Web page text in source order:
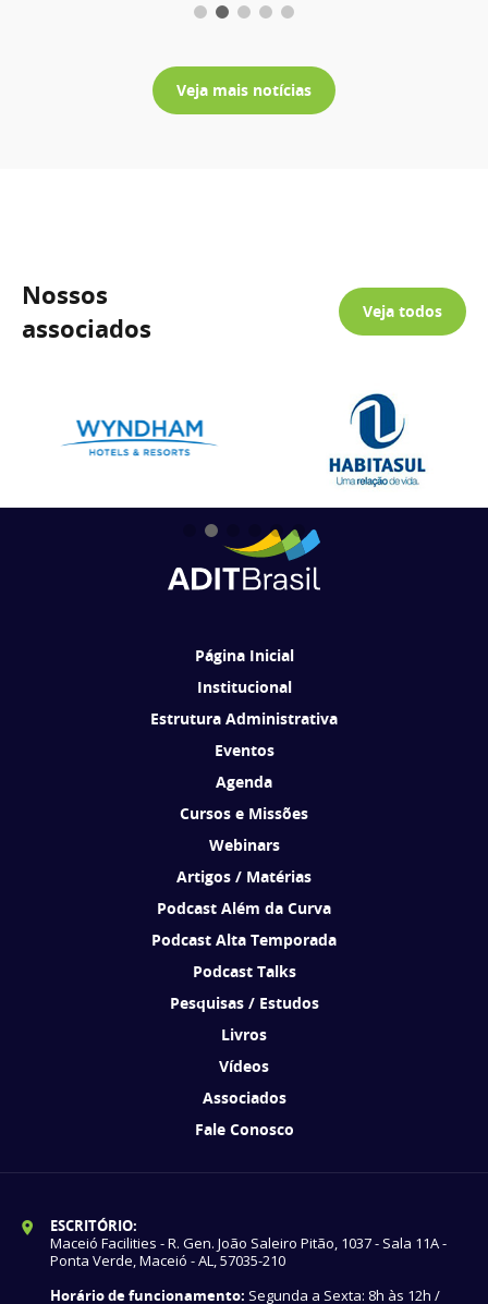
Veja mais notícias
Nossos
associados
Veja todos
Página Inicial
Institucional
Estrutura Administrativa
Eventos
Agenda
Cursos e Missões
Webinars
Artigos / Matérias
Podcast Além da Curva
Podcast Alta Temporada
Podcast Talks
Pesquisas / Estudos
Livros
Vídeos
Associados
Fale Conosco
ESCRITÓRIO:
Maceió Facilities - R. Gen. João Saleiro Pitão, 1037 - Sala 11A -
Ponta Verde, Maceió - AL, 57035-210
Horário de funcionamento: Segunda a Sexta: 8h às 12h /